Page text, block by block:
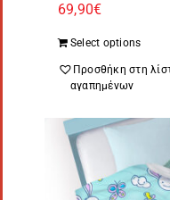
69,90€
Select options
Προσθήκη στη
αγαπημένων